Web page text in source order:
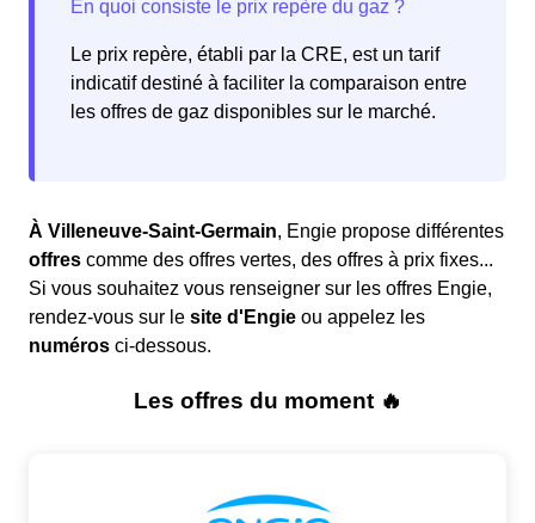
Le prix repère, établi par la CRE, est un tarif
indicatif destiné à faciliter la comparaison entre
les offres de gaz disponibles sur le marché.
À Villeneuve-Saint-Germain, Engie propose différentes
offres comme des offres vertes, des offres à prix fixes...
Si vous souhaitez vous renseigner sur les offres Engie,
rendez-vous sur le site d'Engie ou appelez les
numéros ci-dessous.